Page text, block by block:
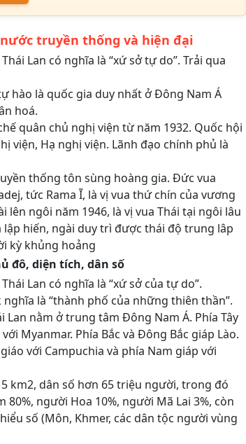
truyền thống và hiện đại
Lan có nghĩa là “xứ sở tự do”. Trải qua
hào là quốc gia duy nhất ở Đông Nam Á
hoá.
quân chủ nghị viện từ năm 1932. Quốc hội
viện, Hạ nghị viện. Lãnh đạo chính phủ là
thống tôn sùng hoàng gia. Đức vua
tức Rama Ĩ, là vị vua thứ chín của vương
lên ngôi năm 1946, là vị vua Thái tại ngôi lâu
lập hiến, ngài duy trì được thái độ trung lâp
kỳ khủng hoảng
đô, diện tích, dân số
Lan có nghĩa là “xứ sở của tự do”.
là “thành phố của những thiên thần”.
Lan nằm ở trung tâm Đông Nam Á. Phía Tây
Myanmar. Phía Bắc và Đông Bắc giáp Lào.
với Campuchia và phía Nam giáp với
km2, dân số hơn 65 triệu người, trong đó
80%, người Hoa 10%, người Mã Lai 3%, còn
số (Môn, Khmer, các dân tộc người vùng